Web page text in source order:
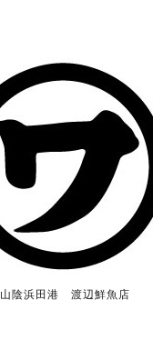
山陰浜田港 渡辺鮮魚店